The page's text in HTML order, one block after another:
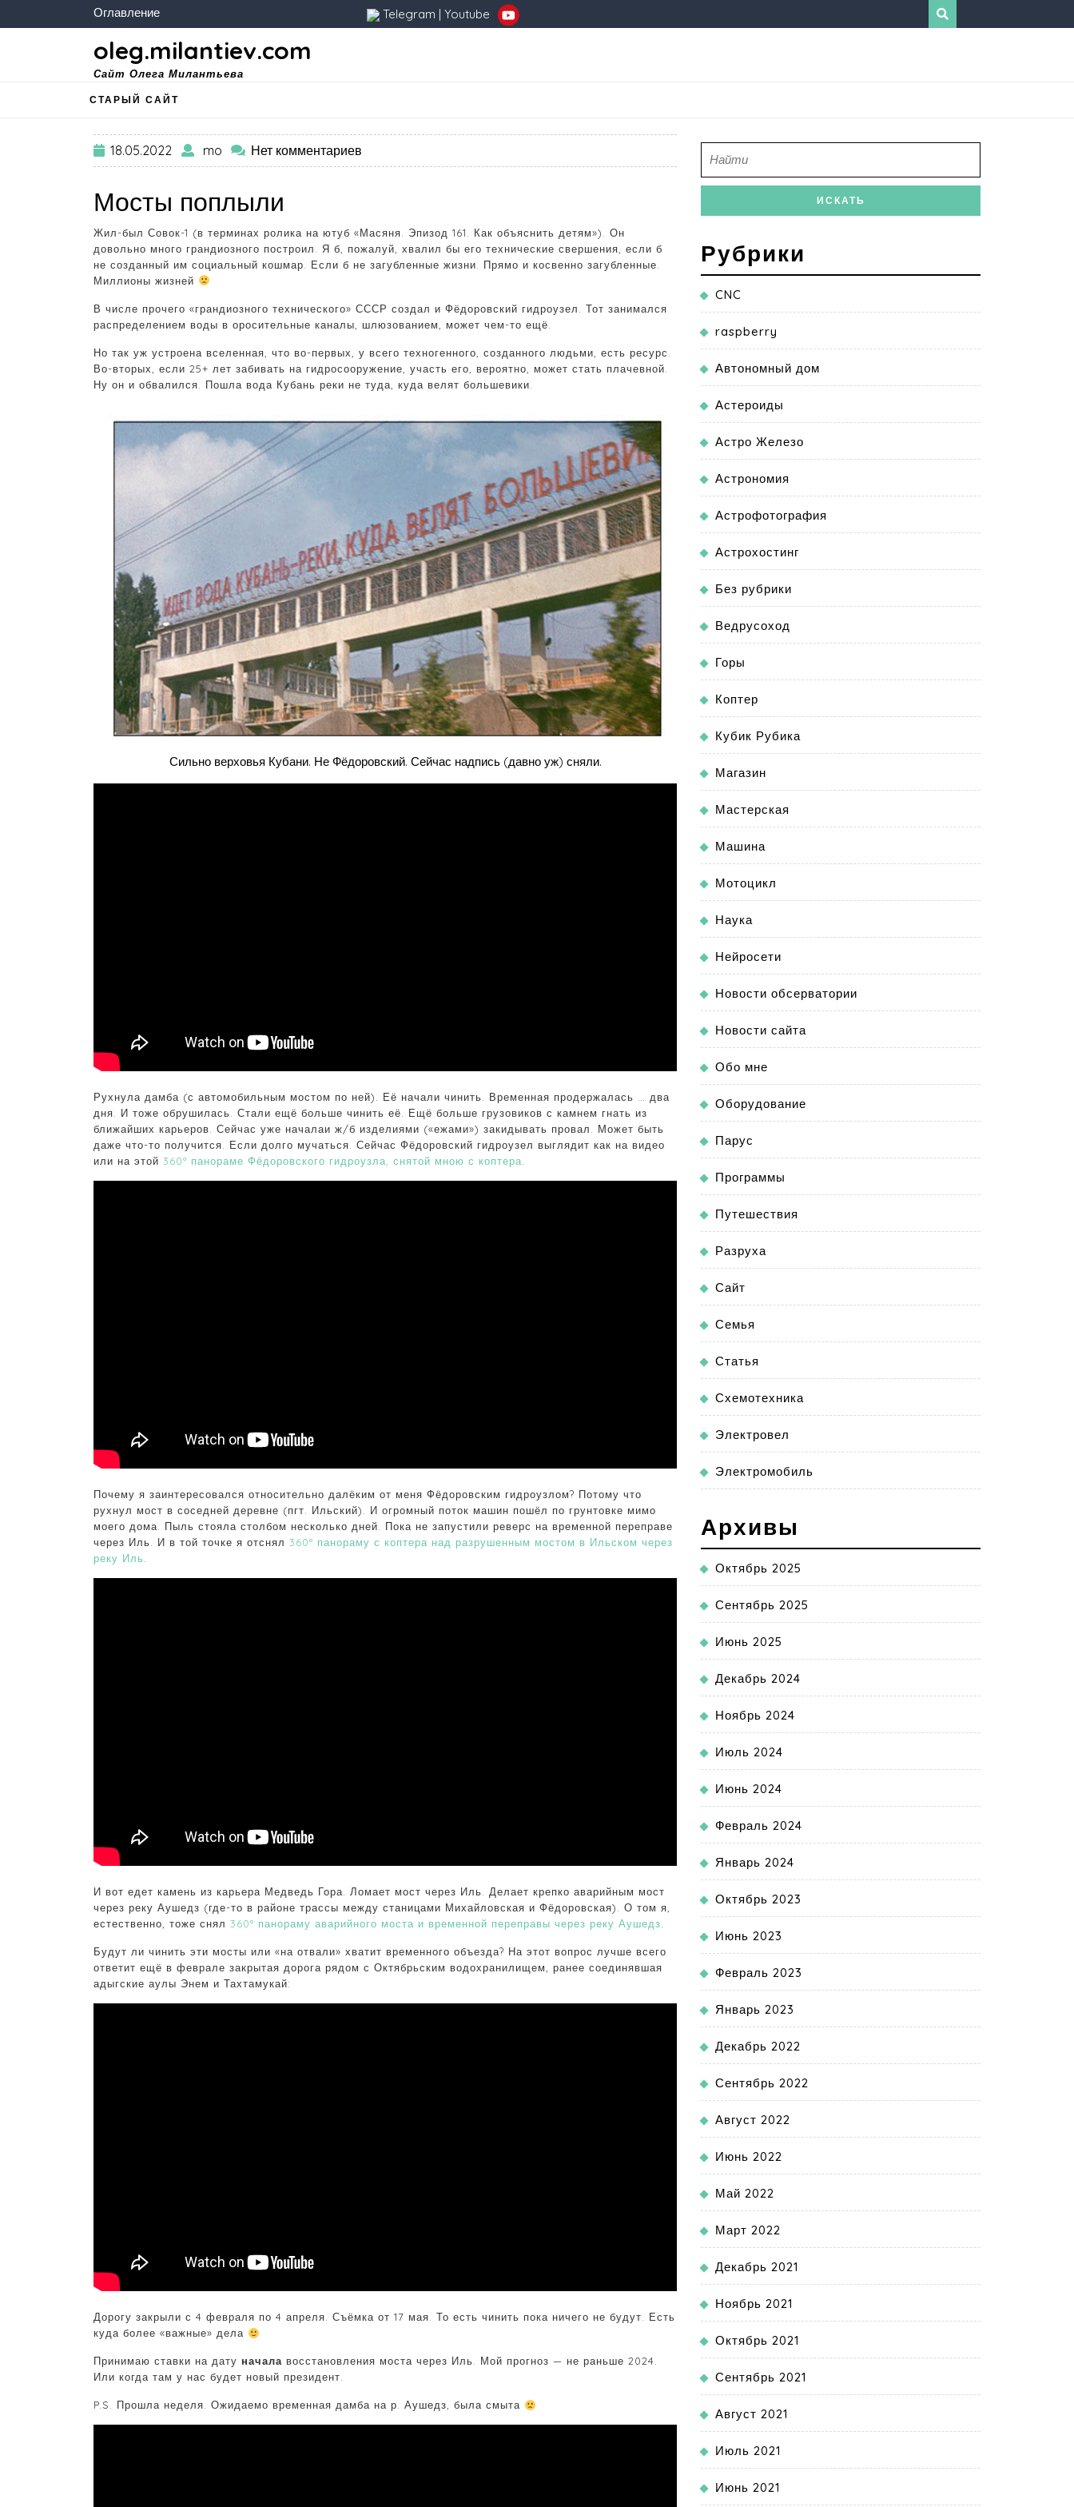
Оглавление Telegram | Youtube
oleg.milantiev.com
Сайт Олега Милантьева
СТАРЫЙ САЙТ
18.05.2022 mo Нет комментариев
Мосты поплыли
Жил-был Совок-1 (в терминах ролика на ютуб «Масяня. Эпизод 161. Как объяснить детям»). Он
довольно много грандиозного построил. Я б, пожалуй, хвалил бы его технические свершения, если б
не созданный им социальный кошмар. Если б не загубленные жизни. Прямо и косвенно загубленные.
Миллионы жизней
В числе прочего «грандиозного технического» СССР создал и Фёдоровский гидроузел. Тот занимался
распределением воды в оросительные каналы, шлюзованием, может чем-то ещё.
Но так уж устроена вселенная, что во-первых, у всего техногенного, созданного людьми, есть ресурс.
Во-вторых, если 25+ лет забивать на гидросооружение, участь его, вероятно, может стать плачевной.
Ну он и обвалился. Пошла вода Кубань реки не туда, куда велят большевики.
Сильно верховья Кубани. Не Фёдоровский. Сейчас надпись (давно уж) сняли.
Рухнула дамба (с автомобильным мостом по ней). Её начали чинить. Временная продержалась … два
дня. И тоже обрушилась. Стали ещё больше чинить её. Ещё больше грузовиков с камнем гнать из
ближайших карьеров. Сейчас уже началаи ж/б изделиями («ежами») закидывать провал. Может быть
даже что-то получится. Если долго мучаться. Сейчас Фёдоровский гидроузел выглядит как на видео
или на этой 360° панораме Фёдоровского гидроузла, снятой мною с коптера.
Почему я заинтересовался относительно далёким от меня Фёдоровским гидроузлом? Потому что
рухнул мост в соседней деревне (пгт. Ильский). И огромный поток машин пошёл по грунтовке мимо
моего дома. Пыль стояла столбом несколько дней. Пока не запустили реверс на временной переправе
через Иль. И в той точке я отснял 360° панораму с коптера над разрушенным мостом в Ильском через
реку Иль.
И вот едет камень из карьера Медведь Гора. Ломает мост через Иль. Делает крепко аварийным мост
через реку Аушедз (где-то в районе трассы между станицами Михайловская и Фёдоровская). О том я,
естественно, тоже снял 360° панораму аварийного моста и временной переправы через реку Аушедз.
Будут ли чинить эти мосты или «на отвали» хватит временного объезда? На этот вопрос лучше всего
ответит ещё в феврале закрытая дорога рядом с Октябрьским водохранилищем, ранее соединявшая
адыгские аулы Энем и Тахтамукай:
Дорогу закрыли с 4 февраля по 4 апреля. Съёмка от 17 мая. То есть чинить пока ничего не будут. Есть
куда более «важные» дела
Принимаю ставки на дату начала восстановления моста через Иль. Мой прогноз — не раньше 2024.
Или когда там у нас будет новый президент.
P.S. Прошла неделя. Ожидаемо временная дамба на р. Аушедз, была смыта
Рубрики
CNC
raspberry
Автономный дом
Астероиды
Астро Железо
Астрономия
Астрофотография
Астрохостинг
Без рубрики
Ведрусоход
Горы
Коптер
Кубик Рубика
Магазин
Мастерская
Машина
Мотоцикл
Наука
Нейросети
Новости обсерватории
Новости сайта
Обо мне
Оборудование
Парус
Программы
Путешествия
Разруха
Сайт
Семья
Статья
Схемотехника
Электровел
Электромобиль
Архивы
Октябрь 2025
Сентябрь 2025
Июнь 2025
Декабрь 2024
Ноябрь 2024
Июль 2024
Июнь 2024
Февраль 2024
Январь 2024
Октябрь 2023
Июнь 2023
Февраль 2023
Январь 2023
Декабрь 2022
Сентябрь 2022
Август 2022
Июнь 2022
Май 2022
Март 2022
Декабрь 2021
Ноябрь 2021
Октябрь 2021
Сентябрь 2021
Август 2021
Июль 2021
Июнь 2021